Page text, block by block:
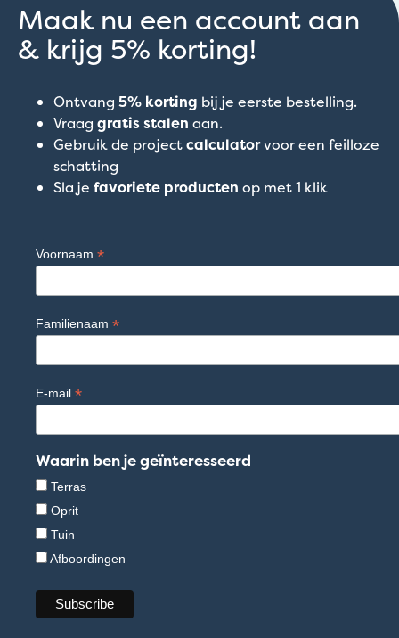
Maak nu een account aan
& krijg 5% korting!
Ontvang 5% korting bij je eerste bestelling.
Vraag gratis stalen aan.
Gebruik de projectcalculatorvoor een feilloze
schatting
Sla je favoriete producten op met 1 klik
Voornaam *
Familienaam *
E-mail *
Waarin ben je geïnteresseerd
Terras
Oprit
Tuin
Afboordingen